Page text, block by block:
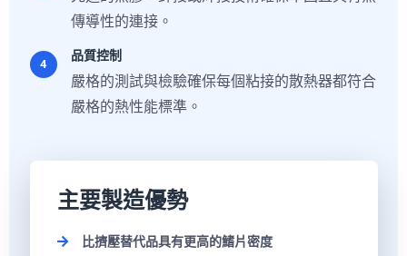
傳導性的連接。
4
品質控制
嚴格的測試與檢驗確保每個粘接的散熱器都符合
嚴格的熱性能標準。
主要製造優勢
比擠壓替代品具有更高的鰭片密度